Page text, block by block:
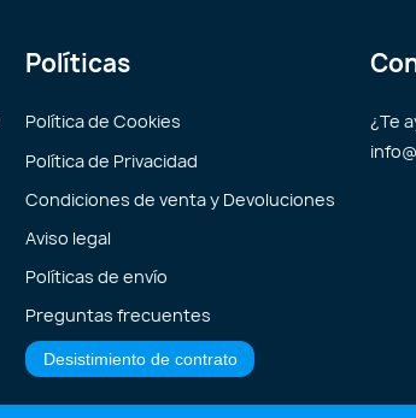
Políticas
Política de Cookies
Política de Privacidad
Condiciones de venta y Devoluciones
Aviso legal
Políticas de envío
Preguntas frecuentes
Desistimiento de contrato
¿Te